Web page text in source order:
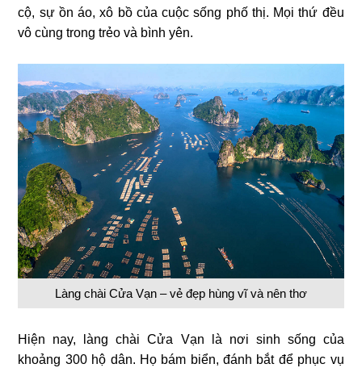
cộ, sự ồn áo, xô bồ của cuộc sống phố thị. Mọi thứ đều
vô cùng trong trẻo và bình yên.
Làng chài Cửa Vạn – vẻ đẹp hùng vĩ và nên thơ
Hiện nay, làng chài Cửa Vạn là nơi sinh sống của
khoảng 300 hộ dân. Họ bám biển, đánh bắt để phục vụ